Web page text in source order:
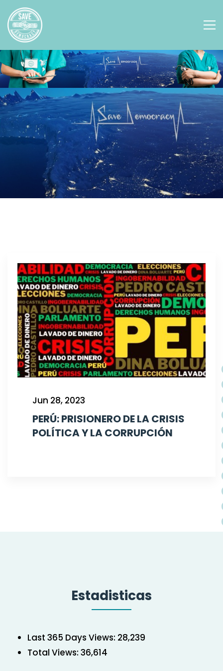
Jun 28, 2023
PERÚ: PRISIONERO DE LA CRISIS
POLÍTICA Y LA CORRUPCIÓN
Estadisticas
Last 365 Days Views: 28,239
Total Views: 36,614